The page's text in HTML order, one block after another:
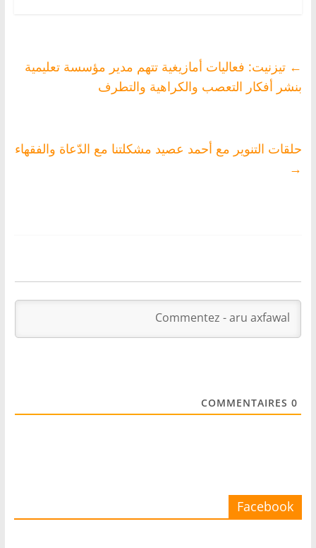
← تيزنيت: فعاليات أمازيغية تتهم مدير مؤسسة تعليمية
بنشر أفكار التعصب والكراهية والتطرف
حلقات التنوير مع أحمد عصيد مشكلتنا مع الدّعاة والفقهاء
→
0
COMMENTAIRES
Facebook